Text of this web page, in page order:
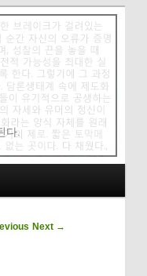
다.
navigation
Next →